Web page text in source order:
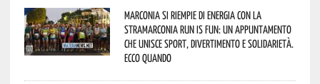
Marconia si riempie di energia con la
StraMarconia Run is Fun: un appuntamento
che unisce sport, divertimento e solidarietà.
Ecco quando